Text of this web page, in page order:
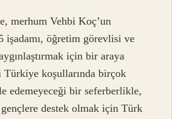
merhum Vehbi Koç’un
işadamı, öğretim görevlisi ve
için bir araya
Türkiye koşullarında birçok
edemeyeceği bir seferberlikle,
destek olmak için Türk